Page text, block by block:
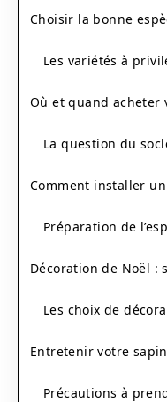
Choisir la bonne
Les variétés à
Où et quand acheter
La question du
Comment installer
Préparation de
Décoration de Noël :
Les choix de
Entretenir votre
Précautions à